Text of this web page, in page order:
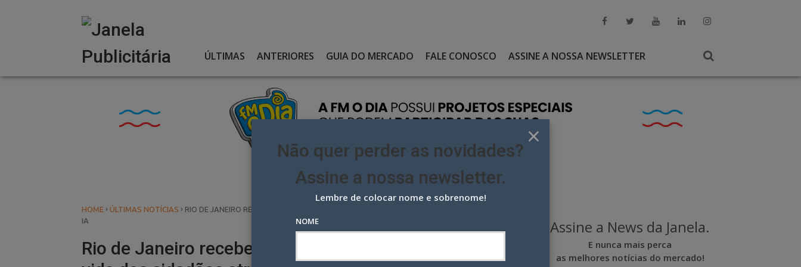
ÚLTIMAS ANTERIORES GUIA DO MERCADO FALE CONOSCO ASSINE A NOSSA NEWSLETTER
HOME › ÚLTIMAS NOTÍCIAS › RIO DE JANEIRO RECEBE US$1 MILHÃO PARA MELHORAR A VIDA DOS CIDADÃOS ATRAVÉS DE
IA
Rio de Janeiro recebe US$1 milhão para melhorar a
Assine a News da Janela.
E nunca mais perca
as melhores notícias do mercado!
×
Não quer perder as novidades?
Assine a nossa newsletter.
Lembre de colocar nome e sobrenome!
NOME